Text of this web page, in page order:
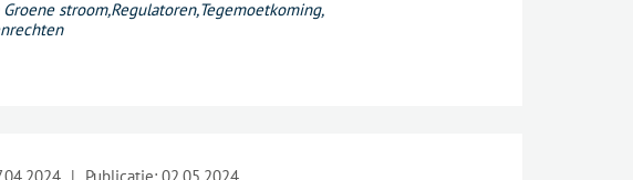
Groene stroom,Regulatoren,Tegemoetkoming,